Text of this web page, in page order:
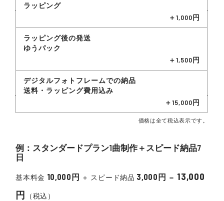
ラッピング
＋1,000円
ラッピング後の発送
ゆうパック
＋1,500円
デジタルフォトフレームでの納品
送料・ラッピング費用込み
＋15,000円
価格は全て税込表示です。
例：スタンダードプラン1曲制作＋スピード納品7
日
基本料金 10,000円 ＋ スピード納品 3,000円 ＝ 13,000
円
（税込）